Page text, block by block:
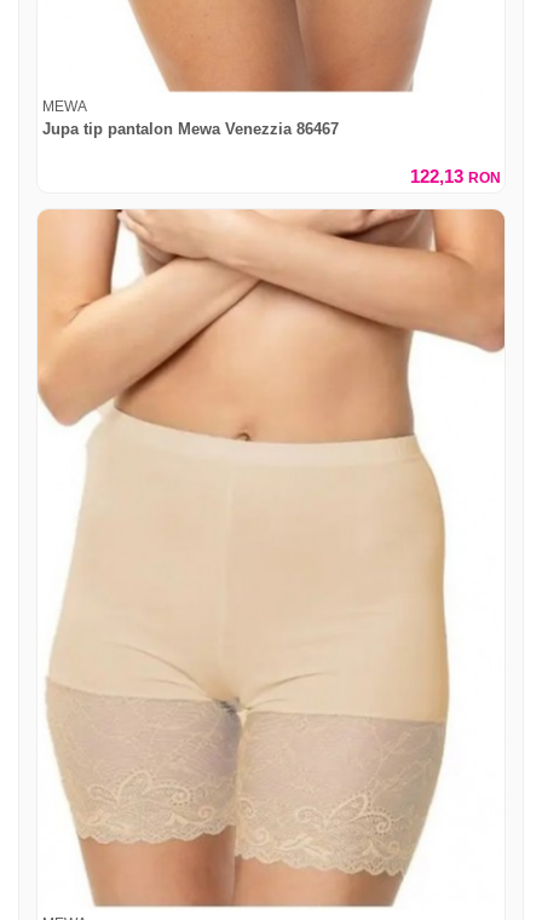
MEWA
Jupa tip pantalon Mewa Venezzia 86467
122,13 RON